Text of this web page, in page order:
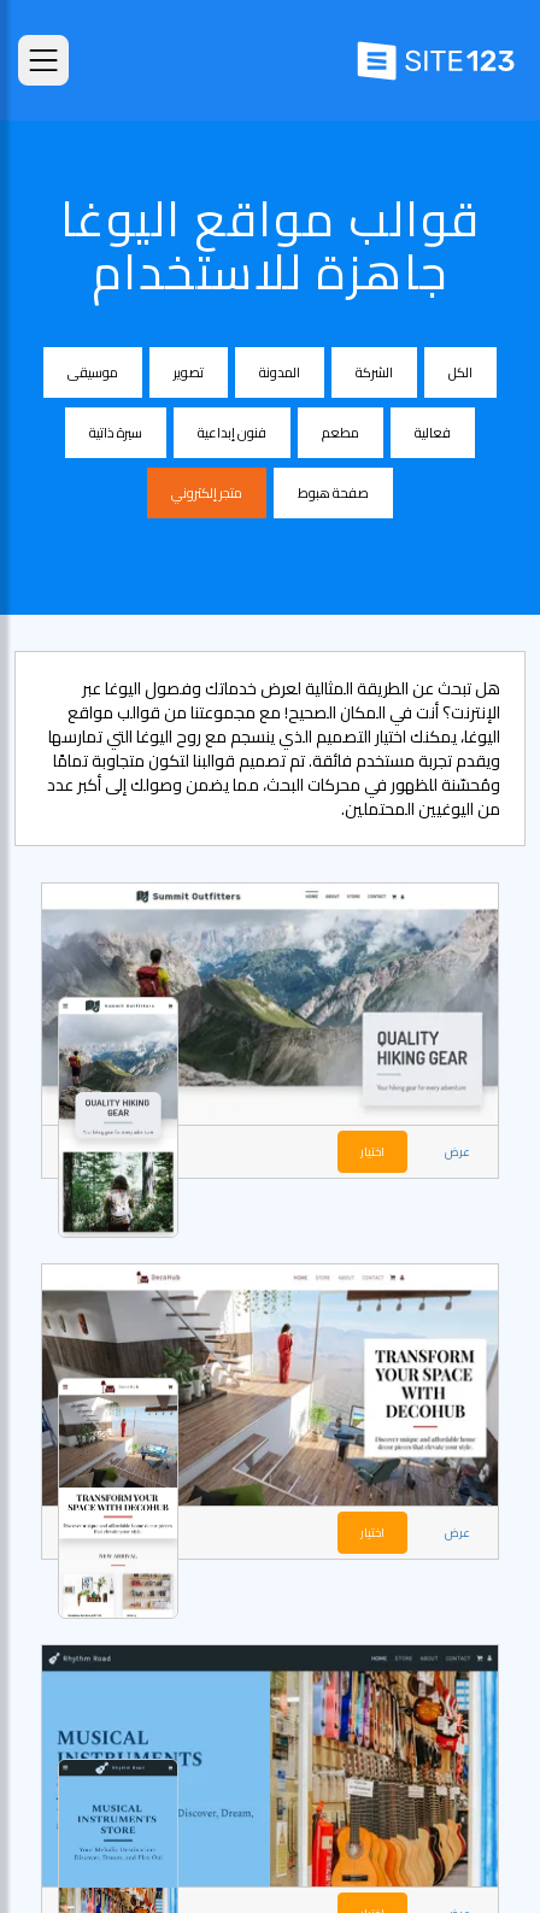
قوالب مواقع اليوغا
جاهزة للاستخدام
الكل الشركة المدونة تصوير موسيقى
فعالية مطعم فنون إبداعية سيرة ذاتية
صفحة هبوط متجر إلكتروني
هل تبحث عن الطريقة المثالية لعرض خدماتك وفصول اليوغا عبر
الإنترنت؟ أنت في المكان الصحيح! مع مجموعتنا من قوالب مواقع
اليوغا، يمكنك اختيار التصميم الذي ينسجم مع روح اليوغا التي تمارسها
ويقدم تجربة مستخدم فائقة. تم تصميم قوالبنا لتكون متجاوبة تمامًا
ومُحسّنة للظهور في محركات البحث، مما يضمن وصولك إلى أكبر عدد
من اليوغيين المحتملين.
عرض اختيار
عرض اختيار